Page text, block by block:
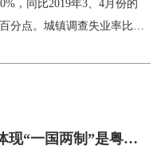
，同比2019年3、4月份的
分点。城镇调查失业率比往
万人计算，城镇就业人
退出劳动力市场的部分人口
市场。如果市场上没有充足
现“一国两制”是粤港